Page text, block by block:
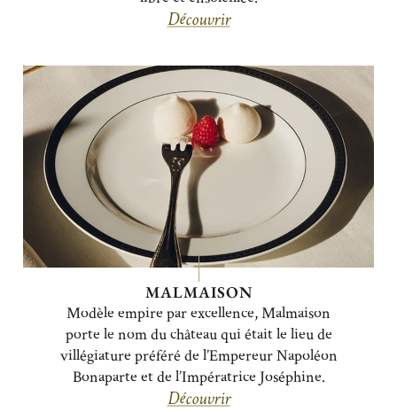
Découvrir
MALMAISON
Modèle empire par excellence, Malmaison
porte le nom du château qui était le lieu de
villégiature préféré de l’Empereur Napoléon
Bonaparte et de l’Impératrice Joséphine.
Découvrir